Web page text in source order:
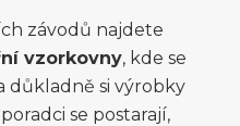
závodů najdete
vzorkovny, kde se
důkladně si výrobky
se postarají,